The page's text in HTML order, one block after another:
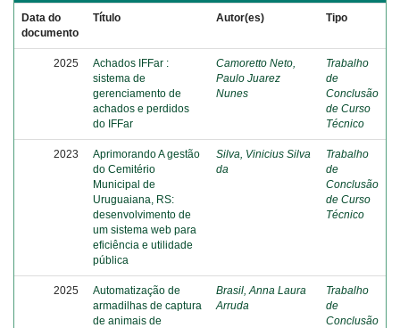
Data do
documento
Título Autor(es) Tipo
2025
Achados IFFar :
sistema de
gerenciamento de
achados e perdidos
do IFFar
Camoretto Neto,
Paulo Juarez
Nunes
Trabalho
de
Conclusão
de Curso
Técnico
2023
Aprimorando A gestão
do Cemitério
Municipal de
Uruguaiana, RS:
desenvolvimento de
um sistema web para
eficiência e utilidade
pública
Silva, Vinicius Silva
da
Trabalho
de
Conclusão
de Curso
Técnico
2025
Automatização de
armadilhas de captura
de animais de
Brasil, Anna Laura
Arruda
Trabalho
de
Conclusão